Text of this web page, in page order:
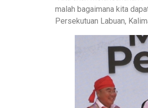
malah bagaimana kita
Persekutuan Labuan,